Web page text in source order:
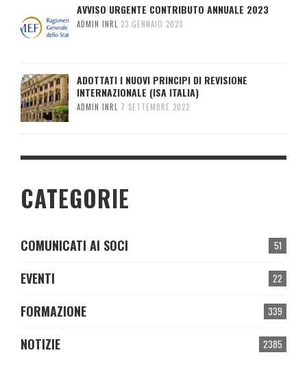
AVVISO URGENTE CONTRIBUTO ANNUALE 2023
ADMIN INRL 23 GENNAIO 2023
ADOTTATI I NUOVI PRINCIPI DI REVISIONE
INTERNAZIONALE (ISA ITALIA)
ADMIN INRL 7 SETTEMBRE 2022
CATEGORIE
51
COMUNICATI AI SOCI
22
EVENTI
339
FORMAZIONE
2385
NOTIZIE